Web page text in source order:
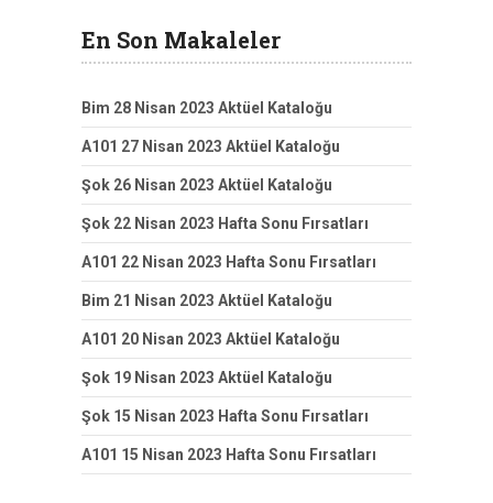
En Son Makaleler
Bim 28 Nisan 2023 Aktüel Kataloğu
A101 27 Nisan 2023 Aktüel Kataloğu
Şok 26 Nisan 2023 Aktüel Kataloğu
Şok 22 Nisan 2023 Hafta Sonu Fırsatları
A101 22 Nisan 2023 Hafta Sonu Fırsatları
Bim 21 Nisan 2023 Aktüel Kataloğu
A101 20 Nisan 2023 Aktüel Kataloğu
Şok 19 Nisan 2023 Aktüel Kataloğu
Şok 15 Nisan 2023 Hafta Sonu Fırsatları
A101 15 Nisan 2023 Hafta Sonu Fırsatları